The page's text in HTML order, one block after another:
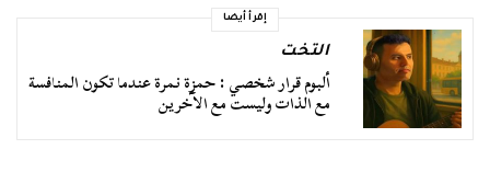
إقرأ أيضا
التخت
ألبوم قرار شخصي : حمزة نمرة عندما تكون المنافسة
مع الذات وليست مع الآخرين